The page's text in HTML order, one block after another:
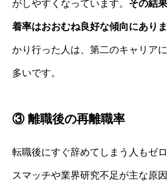
がしやすくなっています。 その結
着率はおおむね良好な傾向にありま
かり行った人は、第二のキャリア
多いです。
③ 離職後の再離職率
転職後にすぐ辞めてしまう人もゼ
スマッチや業界研究不足が主な原因